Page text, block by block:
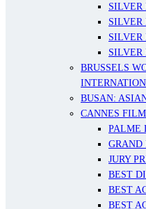
SILVER
SILVER
SILVER
SILVER
BRUSSELS
BUSAN:
CANNES
PALME
GRAND
JURY
BEST
BEST
BEST